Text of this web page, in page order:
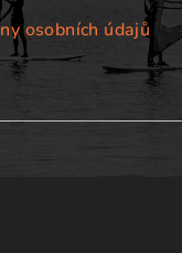
osobních údajů